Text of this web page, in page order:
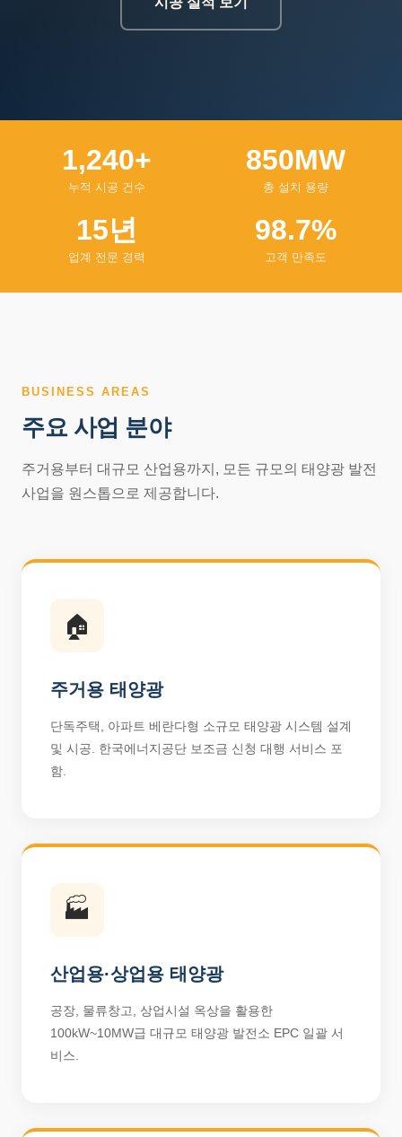
1,240+
누적 시공 건수
850MW
총 설치 용량
15년
업계 전문 경력
98.7%
고객 만족도
BUSINESS AREAS
주요 사업 분야
주거용부터 대규모 산업용까지, 모든 규모의 태양광 발전
사업을 원스톱으로 제공합니다.
🏠
주거용 태양광
단독주택, 아파트 베란다형 소규모 태양광 시스템 설계
및 시공. 한국에너지공단 보조금 신청 대행 서비스 포
함.
🏭
산업용·상업용 태양광
공장, 물류창고, 상업시설 옥상을 활용한
100kW~10MW급 대규모 태양광 발전소 EPC 일괄 서
비스.